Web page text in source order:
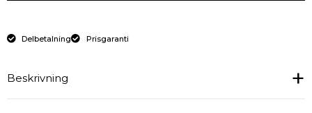
Delbetalning Prisgaranti
Beskrivning